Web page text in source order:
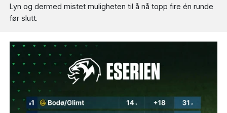
Lyn og dermed mistet muligheten til å nå topp fire én runde
før slutt.